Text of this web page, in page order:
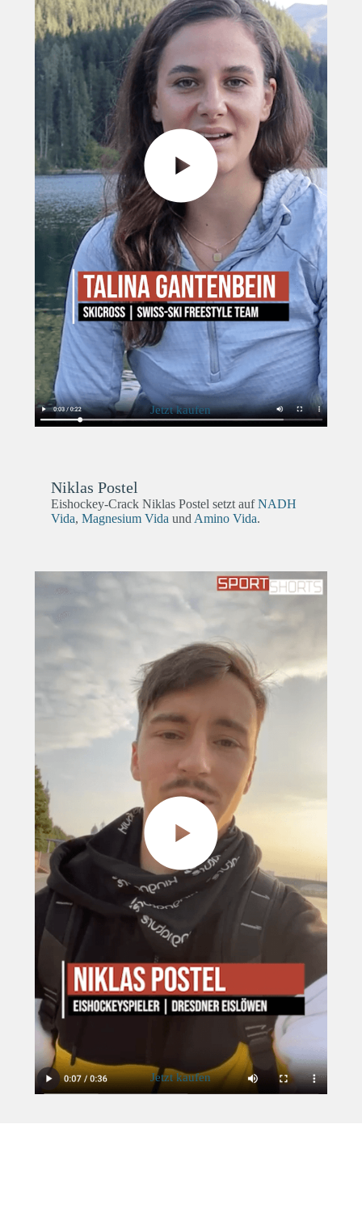
Jetzt kaufen
Niklas Postel
Eishockey-Crack Niklas Postel setzt aufNADH
Vida, Magnesium Vida und Amino Vida.
Jetzt kaufen